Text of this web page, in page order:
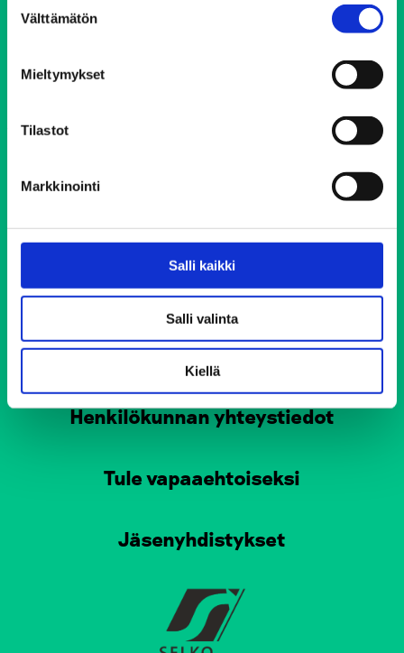
valinta
Välttämätön
Mieltymykset
Tilastot
Markkinointi
Salli kaikki
Salli valinta
Kiellä
Avoinna 24/7 vuoden jokaisena päivänä
Soittaminen on maksutonta ja anonyymiä
Lahden Elokolo
Tampereen Elokolo
Turun Elokolo
Vinkkejä arjen haastaviin tilanteisiin
Henkilökunnan yhteystiedot
Tule vapaaehtoiseksi
Jäsenyhdistykset